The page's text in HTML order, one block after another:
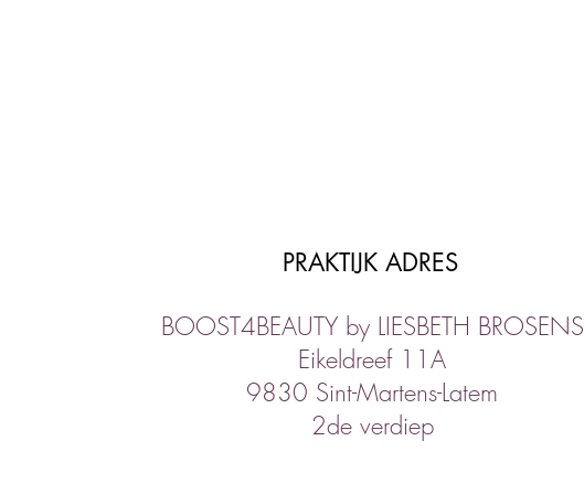
PRAKTIJK ADRES
BOOST4BEAUTY by LIESBETH BROSENS
Eikeldreef 11A
9830 Sint-Martens-Latem
2de verdiep